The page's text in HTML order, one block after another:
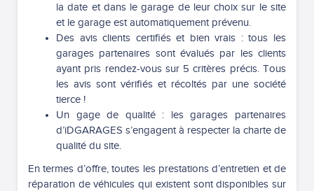
la date et dans le garage de leur choix sur le site
et le garage est automatiquement prévenu.
Des avis clients certifiés et bien vrais : tous les
garages partenaires sont évalués par les clients
ayant pris rendez-vous sur 5 critères précis. Tous
les avis sont vérifiés et récoltés par une société
tierce !
Un gage de qualité : les garages partenaires
d’iDGARAGES s’engagent à respecter la charte de
qualité du site.
En termes d’offre, toutes les prestations d’entretien et de
réparation de véhicules qui existent sont disponibles sur